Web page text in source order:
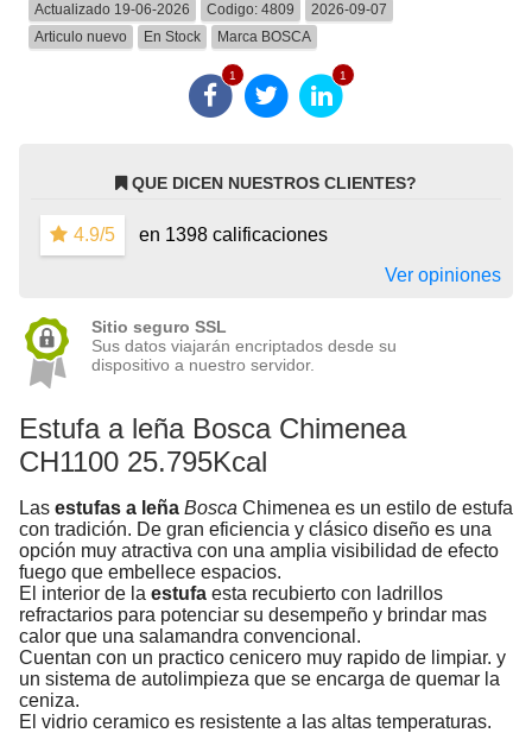
Actualizado 19-06-2026 Codigo:4809
2026-09-07
Articulo nuevo
En Stock Marca BOSCA
1 1
QUE DICEN NUESTROS CLIENTES?
4.9/5
en 1398 calificaciones
Ver opiniones
Sitio seguro SSL
Sus datos viajarán encriptados desde su
dispositivo a nuestro servidor.
Estufa a leña Bosca Chimenea
CH1100 25.795Kcal
Las estufas a leña Bosca Chimenea es un estilo de estufa
con tradición. De gran eficiencia y clásico diseño es una
opción muy atractiva con una amplia visibilidad de efecto
fuego que embellece espacios.
El interior de la estufa esta recubierto con ladrillos
refractarios para potenciar su desempeño y brindar mas
calor que una salamandra convencional.
Cuentan con un practico cenicero muy rapido de limpiar. y
un sistema de autolimpieza que se encarga de quemar la
ceniza.
El vidrio ceramico es resistente a las altas temperaturas.